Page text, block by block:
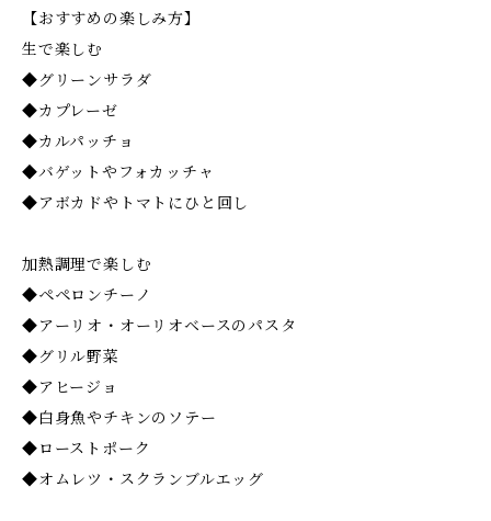
【おすすめの楽しみ方】
生で楽しむ
◆グリーンサラダ
◆カプレーゼ
◆カルパッチョ
◆バゲットやフォカッチャ
◆アボカドやトマトにひと回し
加熱調理で楽しむ
◆ペペロンチーノ
◆アーリオ・オーリオベースのパスタ
◆グリル野菜
◆アヒージョ
◆白身魚やチキンのソテー
◆ローストポーク
◆オムレツ・スクランブルエッグ